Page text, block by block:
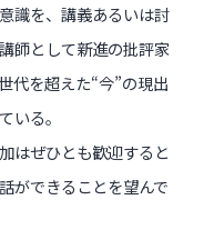
・展覧会
識を、講義あるいは討
師として新進の批評家
代を超えた“今”の現出
いる。
はぜひとも歓迎すると
ができることを望んで